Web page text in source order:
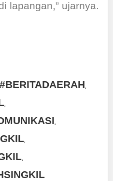
lapangan,” ujarnya.
#BERITADAERAH,
,
,
,
,